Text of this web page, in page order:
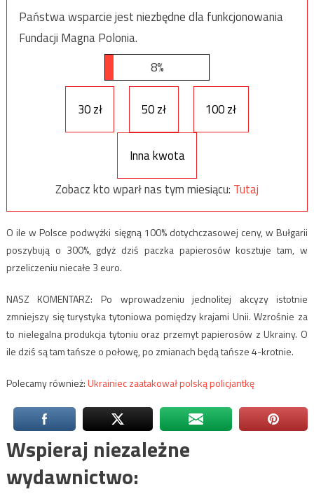
Państwa wsparcie jest niezbędne dla funkcjonowania
Fundacji Magna Polonia.
8%
30 zł 50 zł 100 zł
Inna kwota
Zobacz kto wparł nas tym miesiącu: Tutaj
O ile w Polsce podwyżki sięgną 100% dotychczasowej ceny, w Bułgarii
poszybują o 300%, gdyż dziś paczka papierosów kosztuje tam, w
przeliczeniu niecałe 3 euro.
NASZ KOMENTARZ: Po wprowadzeniu jednolitej akcyzy istotnie
zmniejszy się turystyka tytoniowa pomiędzy krajami Unii. Wzrośnie za
to nielegalna produkcja tytoniu oraz przemyt papierosów z Ukrainy. O
ile dziś są tam tańsze o połowę, po zmianach będą tańsze 4-krotnie.
Polecamy również:Ukrainiec zaatakował polską policjantkę
Wspieraj niezależne
wydawnictwo: